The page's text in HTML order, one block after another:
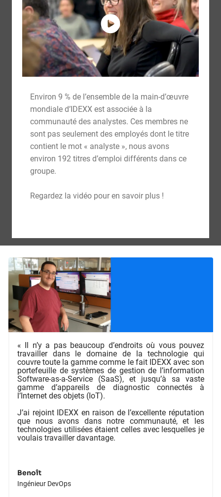
Environ 9 % de l’ensemble de la main-d’œuvre
mondiale d’IDEXX est associée à la
communauté des analystes. Ces membres ne
sont pas seulement des employés dont le titre
contient le mot « analyste », nous avons
environ 192 titres d’emploi différents dans ce
groupe.
Regardez la vidéo pour en savoir plus !
« Il n’y a pas beaucoup d’endroits où vous pouvez
travailler dans le domaine de la technologie qui
couvre toute la gamme comme le fait IDEXX avec son
portefeuille de systèmes de gestion de l’information
Software-as-a-Service (SaaS), et jusqu’à sa vaste
gamme d’appareils de diagnostic connectés à
l’Internet des objets (IoT).
J’ai rejoint IDEXX en raison de l’excellente réputation
que nous avons dans notre communauté, et les
technologies utilisées étaient celles avec lesquelles je
voulais travailler davantage.
Benoît
Ingénieur DevOps